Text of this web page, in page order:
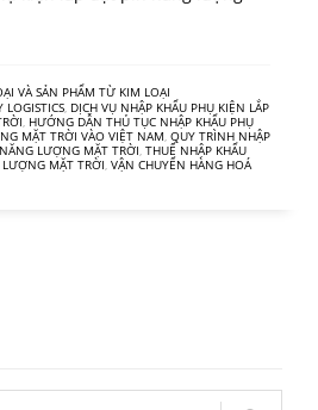
VÀ SẢN PHẨM TỪ KIM LOẠI
LOGISTICS, DỊCH VỤ NHẬP KHẨU PHỤ KIỆN LẮP
, HƯỚNG DẪN THỦ TỤC NHẬP KHẨU PHỤ
MẶT TRỜI VÀO VIỆT NAM, QUY TRÌNH NHẬP
LƯỢNG MẶT TRỜI, THUẾ NHẬP KHẨU
MẶT TRỜI, VẬN CHUYỂN HÀNG HOÁ